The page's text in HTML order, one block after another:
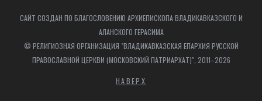
САЙТ СОЗДАН ПО БЛАГОСЛОВЕНИЮ АРХИЕПИСКОПА ВЛАДИКАВКАЗСКОГО И
АЛАНСКОГО ГЕРАСИМА
© РЕЛИГИОЗНАЯ ОРГАНИЗАЦИЯ "ВЛАДИКАВКАЗСКАЯ ЕПАРХИЯ РУССКОЙ
ПРАВОСЛАВНОЙ ЦЕРКВИ (МОСКОВСКИЙ ПАТРИАРХАТ)", 2011–2026
НАВЕРХ